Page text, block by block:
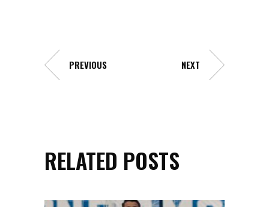
PREVIOUS NEXT
RELATED POSTS